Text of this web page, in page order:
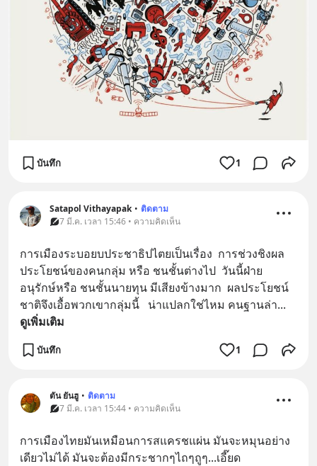
บันทึก 1
Satapol Vithayapak • ติดตาม
7 มี.ค. เวลา 15:46 • ความคิดเห็น
การเมืองระบอยบประชาธิปไตยเป็นเรื่อง  การช่วงชิงผล
ประโยชน์ของคนกลุ่ม หรือ ชนชั้นต่างไป  วันนี้ฝ่าย
อนุรักษ์หรือ ชนชั้นนายทุน มีเสียงข้างมาก  ผลประโยชน์
ชาติจึงเอื้อพวกเขากลุ่มนี้   น่าแปลกใช่ไหม คนฐานล่า...
ดูเพิ่มเติม
บันทึก 1
ตัน ยันฮู • ติดตาม
7 มี.ค. เวลา 15:44 • ความคิดเห็น
การเมืองไทยมันเหมือนการสแครชแผ่น มันจะหมุนอย่าง
เดียวไม่ได้ มันจะต้องมีกระชากๆไถๆถูๆ...เอี๊ยด